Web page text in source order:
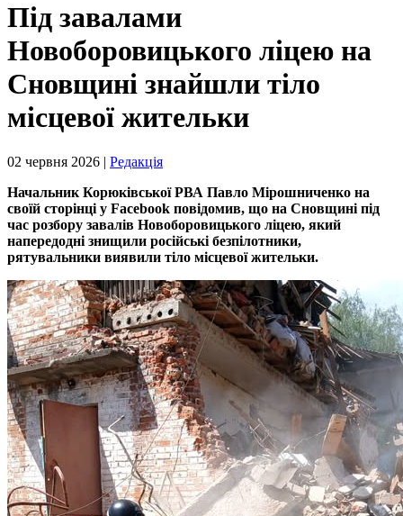
Під завалами
Новоборовицького ліцею на
Сновщині знайшли тіло
місцевої жительки
02 червня 2026 | Редакція
Начальник Корюківської РВА Павло Мірошниченко на
своїй сторінці у Facebook повідомив, що на Сновщині під
час розбору завалів Новоборовицького ліцею, який
напередодні знищили російські безпілотники,
рятувальники виявили тіло місцевої жительки.